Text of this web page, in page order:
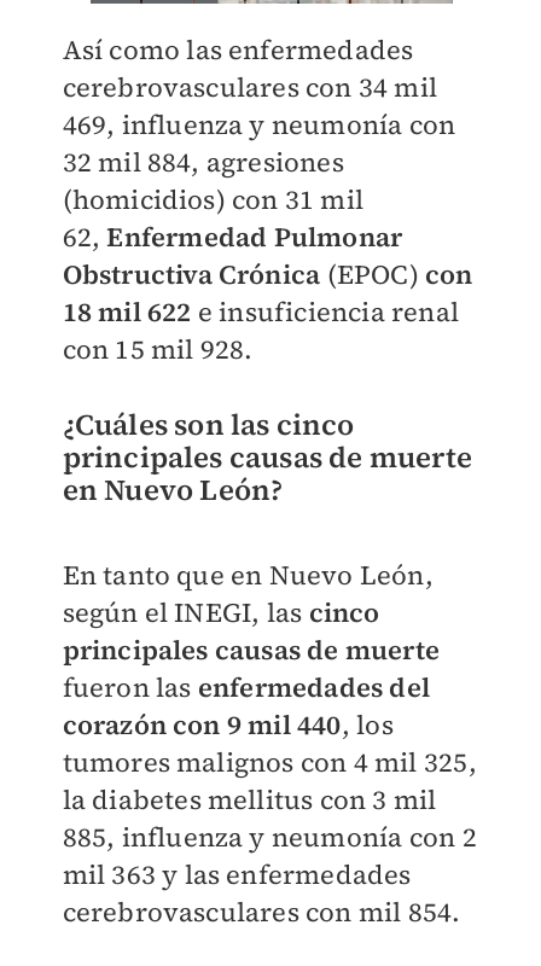
Así como las enfermedades
cerebrovasculares con 34 mil
469, influenza y neumonía con
32 mil 884, agresiones
(homicidios) con 31 mil
62, Enfermedad Pulmonar
Obstructiva Crónica (EPOC) con
18 mil 622 e insuficiencia renal
con 15 mil 928.
¿Cuáles son las cinco
principales causas de muerte
enNuevo León?
En tanto que en Nuevo León,
según el INEGI, las cinco
principales causas de muerte
fueron las enfermedades del
corazón con 9 mil 440, los
tumores malignos con 4 mil 325,
la diabetes mellitus con 3 mil
885, influenza y neumonía con 2
mil 363 y las enfermedades
cerebrovasculares con mil 854.